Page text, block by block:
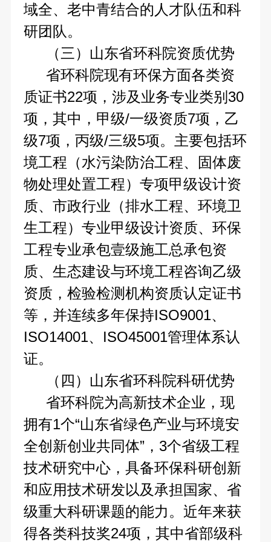
域全、老中青结合的人才队伍和科
研团队。
（三）山东省环科院资质优势
省环科院现有环保方面各类资
质证书22项，涉及业务专业类别30
项，其中，甲级/一级资质7项，乙
级7项，丙级/三级5项。主要包括环
境工程（水污染防治工程、固体废
物处理处置工程）专项甲级设计资
质、市政行业（排水工程、环境卫
生工程）专业甲级设计资质、环保
工程专业承包壹级施工总承包资
质、生态建设与环境工程咨询乙级
资质，检验检测机构资质认定证书
等，并连续多年保持ISO9001、
ISO14001、ISO45001管理体系认
证。
（四）山东省环科院科研优势
省环科院为高新技术企业，现
拥有1个“山东省绿色产业与环境安
全创新创业共同体”，3个省级工程
技术研究中心，具备环保科研创新
和应用技术研发以及承担国家、省
级重大科研课题的能力。近年来获
得各类科技奖24项，其中省部级科